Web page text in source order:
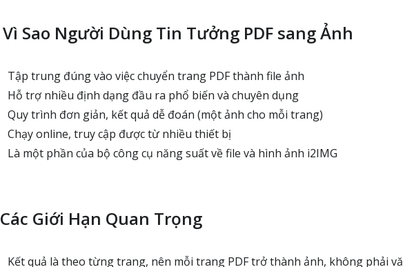
Vì Sao Người Dùng Tin Tưởng PDF sang Ảnh
Tập trung đúng vào việc chuyển trang PDF thành file ảnh
Hỗ trợ nhiều định dạng đầu ra phổ biến và chuyên dụng
Quy trình đơn giản, kết quả dễ đoán (một ảnh cho mỗi trang)
Chạy online, truy cập được từ nhiều thiết bị
Là một phần của bộ công cụ năng suất về file và hình ảnh i2IMG
Các Giới Hạn Quan Trọng
Kết quả là theo từng trang, nên mỗi trang PDF trở thành ảnh, không phải